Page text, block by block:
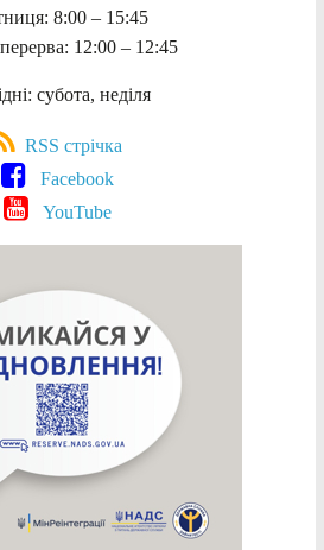
8:00 – 15:45
12:00 – 12:45
субота, неділя
RSS стрічка
Facebook
YouTube